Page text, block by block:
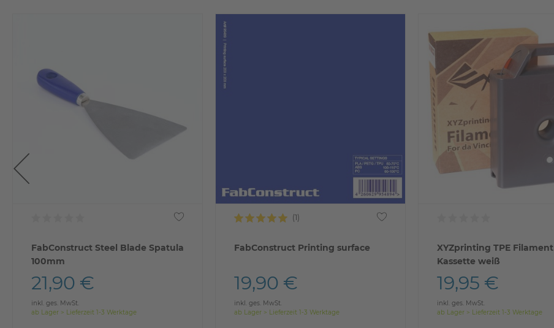
FabConstruct Steel Blade Spatula
100mm
21,90 €
inkl. ges. MwSt.
ab Lager > Lieferzeit 1-3 Werktage
FabConstruct Printing surface
19,90 €
inkl. ges. MwSt.
ab Lager > Lieferzeit 1-3 Werktage
XYZprinting TPE Filament
Kassette weiß
19,95 €
inkl. ges. MwSt.
ab Lager > Lieferzeit 1-3 Werktage